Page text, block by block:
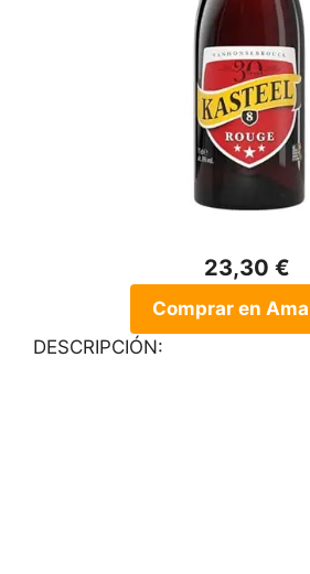
23,30 €
Comprar en
DESCRIPCIÓN: